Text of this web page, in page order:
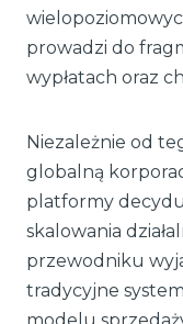
prowadzi do
wypłatach oraz
Niezależnie od
globalną
platformy
skalowania
przewodniku
tradycyjne